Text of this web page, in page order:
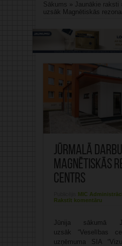
Sākums » Jaunākie raksti
uzsāk Magnētiskās
Jūrmalā
Magnētiskās
centrs
MIC
Rakstīt komentāru
Jūnija sākumā
uzsāk “Veselības
uzņēmuma SIA